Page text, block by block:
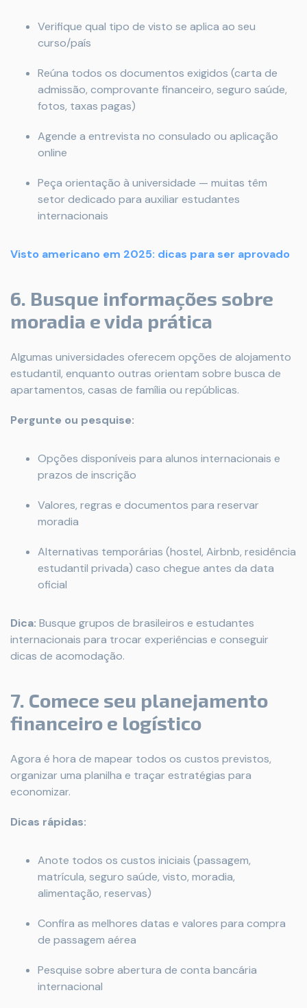
Verifique qual tipo de visto se aplica ao seu
curso/país
Reúna todos os documentos exigidos (carta de
admissão, comprovante financeiro, seguro saúde,
fotos, taxas pagas)
Agende a entrevista no consulado ou aplicação
online
Peça orientação à universidade — muitas têm
setor dedicado para auxiliar estudantes
internacionais
Visto americano em 2025: dicas para ser aprovado
6. Busque informações sobre
moradia e vida prática
Algumas universidades oferecem opções de alojamento
estudantil, enquanto outras orientam sobre busca de
apartamentos, casas de família ou repúblicas.
Pergunte ou pesquise:
Opções disponíveis para alunos internacionais e
prazos de inscrição
Valores, regras e documentos para reservar
moradia
Alternativas temporárias (hostel, Airbnb, residência
estudantil privada) caso chegue antes da data
oficial
Dica: Busque grupos de brasileiros e estudantes
internacionais para trocar experiências e conseguir
dicas de acomodação.
7. Comece seu planejamento
financeiro e logístico
Agora é hora de mapear todos os custos previstos,
organizar uma planilha e traçar estratégias para
economizar.
Dicas rápidas:
Anote todos os custos iniciais (passagem,
matrícula, seguro saúde, visto, moradia,
alimentação, reservas)
Confira as melhores datas e valores para compra
de passagem aérea
Pesquise sobre abertura de conta bancária
internacional